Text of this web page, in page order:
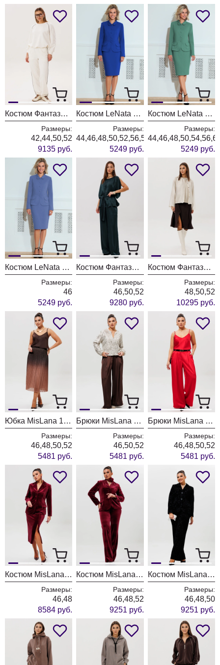
Костюм Фантазия Мод 5325
Размеры:
42,44,50,52
9135 руб.
Костюм LeNata 21212 василек
Размеры:
44,46,48,50,52,56,58
5249 руб.
Костюм LeNata 21212 ментол
Размеры:
5249 руб.
Костюм LeNata 21212 темно-голубой
Размеры:
46
5249 руб.
Костюм Фантазия Мод 5283
Размеры:
46,50,52
9280 руб.
Костюм Фантазия Мод 5321
Размеры:
48,50,52
10295 руб.
Юбка MisLana 1276 капучино
Размеры:
46,48,50,52
5481 руб.
Брюки MisLana 1283 шоколад
Размеры:
46,50,52
5481 руб.
Брюки MisLana 1283 красный
Размеры:
46,48,50,52
5481 руб.
Костюм MisLana 1165-1 бордо
Размеры:
46,48
8584 руб.
Костюм MisLana 1169-1 бордо
Размеры:
46,48,52
9251 руб.
Костюм MisLana 1285 черный
Размеры:
46,48,50
9251 руб.